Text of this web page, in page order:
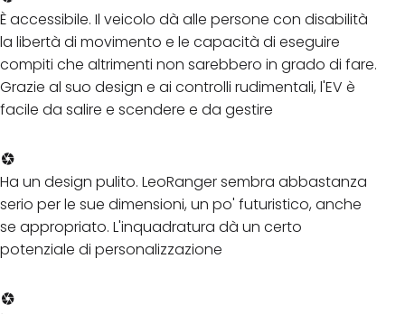
È accessibile. Il veicolo dà alle persone con disabilità
la libertà di movimento e le capacità di eseguire
compiti che altrimenti non sarebbero in grado di fare.
Grazie al suo design e ai controlli rudimentali, l'EV è
facile da salire e scendere e da gestire
Ha un design pulito. LeoRanger sembra abbastanza
serio per le sue dimensioni, un po' futuristico, anche
se appropriato. L'inquadratura dà un certo
potenziale di personalizzazione